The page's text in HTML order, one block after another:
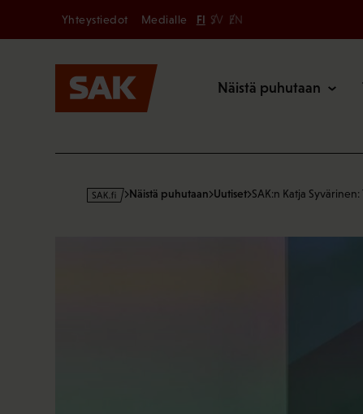
Secondary
Yhteystiedot Medialle FI SV EN
Näistä puhutaan
s
Näistä puhutaan Uutiset SAK:n Katja